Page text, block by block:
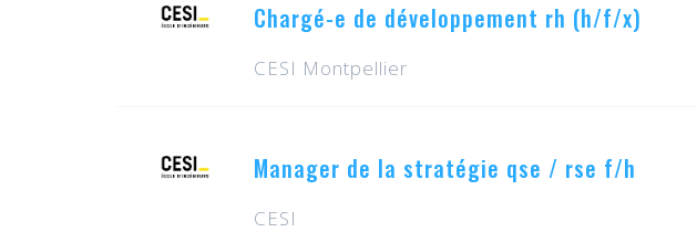
Chargé-e de développement rh (h/f/x)
CESI Montpellier
Manager de la stratégie qse / rse f/h
CESI